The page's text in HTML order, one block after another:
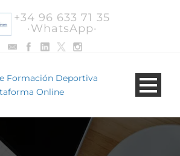
+34 96 633 71 35
·WhatsApp·